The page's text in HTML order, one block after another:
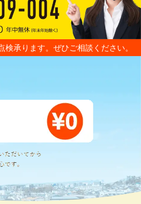
検承ります。ぜひご相談ください。